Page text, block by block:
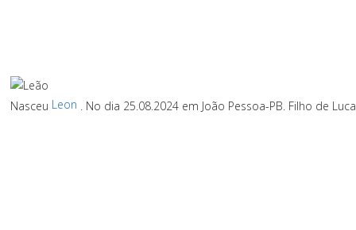
Nasceu Leon . No dia 25.08.2024 em João Pessoa-PB. Filho de